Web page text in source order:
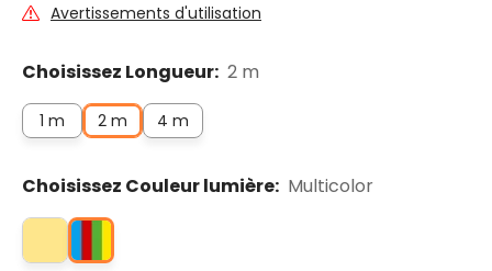
Avertissements d'utilisation
Choisissez Longueur: 2 m
1 m 2 m 4 m
Choisissez Couleur lumière: Multicolor